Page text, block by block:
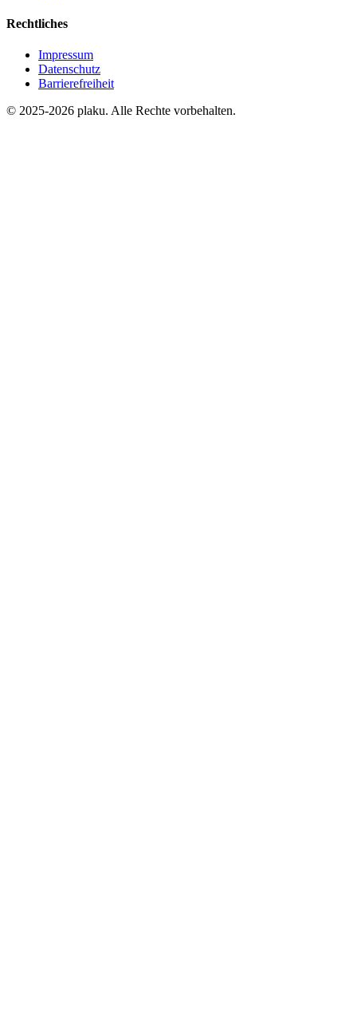
Rechtliches
Impressum
Datenschutz
Barrierefreiheit
© 2025-2026 plaku. Alle Rechte vorbehalten.